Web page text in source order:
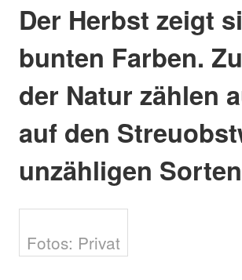
Der Herbst zeigt
bunten Farben.
der Natur zählen
auf den
unzähligen
Fotos: Privat